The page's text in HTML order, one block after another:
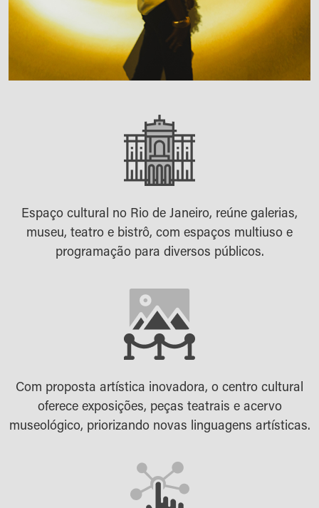
Espaço cultural no Rio de Janeiro, reúne galerias,
museu, teatro e bistrô, com espaços multiuso e
programação para diversos públicos.
Com proposta artística inovadora, o centro cultural
oferece exposições, peças teatrais e acervo
museológico, priorizando novas linguagens artísticas.